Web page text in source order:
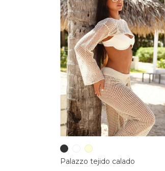
Palazzo tejido calado